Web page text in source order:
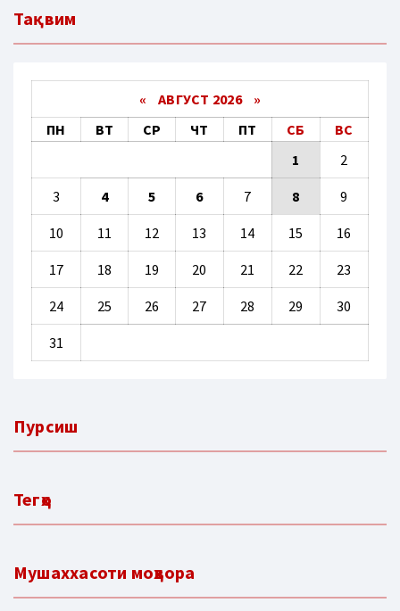
Тақвим
« АВГУСТ 2026 »
ПН
ВТ СР ЧТ ПТ СБ
ВС
1
2
3 4 5 6 7 8 9
10 11 12 13 14 15 16
17 18 19 20 21 22 23
24 25 26 27 28 29 30
31
Пурсиш
Тегҳо
Мушаххасоти моҳвора